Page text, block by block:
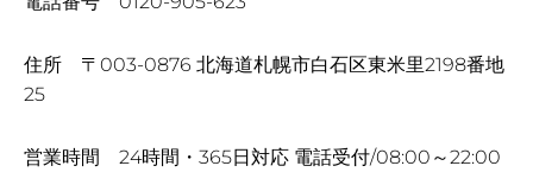
住所 〒003-0876 北海道札幌市白石区東米里2198番地
25
営業時間 24時間・365日対応 電話受付/08:00～22:00